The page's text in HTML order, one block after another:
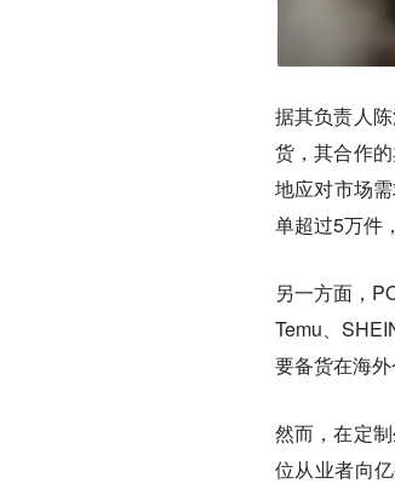
据其负责人
货，其合作
地应对市场
单超过5万件
另一方面，
Temu、
要备货在海
然而，在定
位从业者向